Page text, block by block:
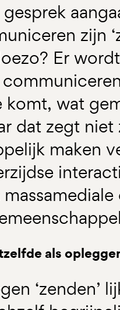
zijn
Er
wat
dat zegt niet
maken
als
‘zenden’